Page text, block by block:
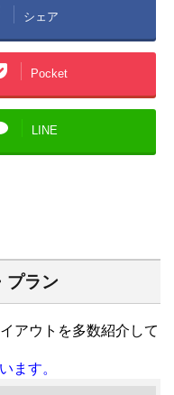
シェア
Pocket
LINE
プラン
アウトを多数紹介して
ます。